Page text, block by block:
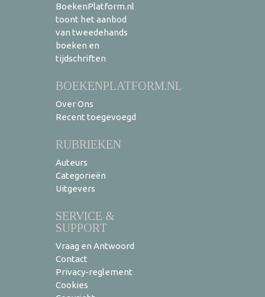
BoekenPlatform.nl
toont het aanbod
van tweedehands
boeken en
tijdschriften
BOEKENPLATFORM.NL
Over Ons
Recent toegevoegd
RUBRIEKEN
Auteurs
Categorieën
Uitgevers
SERVICE &
SUPPORT
Vraag en Antwoord
Contact
Privacy-reglement
Cookies